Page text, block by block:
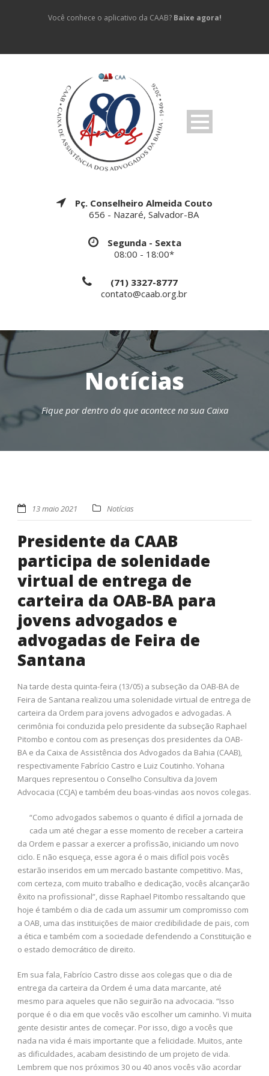
Você conhece o aplicativo da CAAB? Baixe agora!
Pç. Conselheiro Almeida Couto
656 - Nazaré, Salvador-BA
Segunda - Sexta
08:00 - 18:00*
(71) 3327-8777
contato@caab.org.br
Notícias
Fique por dentro do que acontece na sua Caixa
13 maio 2021 Notícias
Presidente da CAAB
participa de solenidade
virtual de entrega de
carteira da OAB-BA para
jovens advogados e
advogadas de Feira de
Santana
Na tarde desta quinta-feira (13/05) a subseção da OAB-BA de
Feira de Santana realizou uma solenidade virtual de entrega de
carteira da Ordem para jovens advogados e advogadas. A
cerimônia foi conduzida pelo presidente da subseção Raphael
Pitombo e contou com as presenças dos presidentes da OAB-
BA e da Caixa de Assistência dos Advogados da Bahia (CAAB),
respectivamente Fabrício Castro e Luiz Coutinho. Yohana
Marques representou o Conselho Consultiva da Jovem
Advocacia (CCJA) e também deu boas-vindas aos novos colegas.
“Como advogados sabemos o quanto é difícil a jornada de
cada um até chegar a esse momento de receber a carteira
da Ordem e passar a exercer a profissão, iniciando um novo
ciclo. E não esqueça, esse agora é o mais difícil pois vocês
estarão inseridos em um mercado bastante competitivo. Mas,
com certeza, com muito trabalho e dedicação, vocês alcançarão
êxito na profissional”, disse Raphael Pitombo ressaltando que
hoje é também o dia de cada um assumir um compromisso com
a OAB, uma das instituições de maior credibilidade de pais, com
a ética e também com a sociedade defendendo a Constituição e
o estado democrático de direito.
Em sua fala, Fabrício Castro disse aos colegas que o dia de
entrega da carteira da Ordem é uma data marcante, até
mesmo para aqueles que não seguirão na advocacia. “Isso
porque é o dia em que vocês vão escolher um caminho. Vi muita
gente desistir antes de começar. Por isso, digo a vocês que
nada na vida é mais importante que a felicidade. Muitos, ante
as dificuldades, acabam desistindo de um projeto de vida.
Lembrem que nos próximos 30 ou 40 anos vocês vão acordar